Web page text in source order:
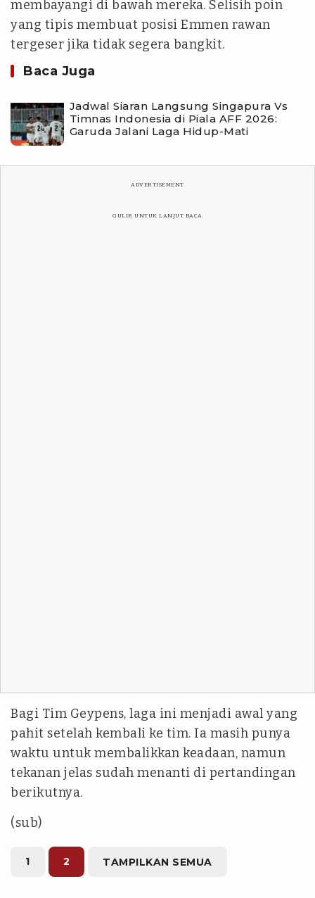
membayangi di bawah mereka. Selisih poin
yang tipis membuat posisi Emmen rawan
tergeser jika tidak segera bangkit.
Baca Juga
Jadwal Siaran Langsung Singapura Vs
Timnas Indonesia di Piala AFF 2026:
Garuda Jalani Laga Hidup-Mati
ADVERTISEMENT
GULIR UNTUK LANJUT BACA
Bagi Tim Geypens, laga ini menjadi awal yang
pahit setelah kembali ke tim. Ia masih punya
waktu untuk membalikkan keadaan, namun
tekanan jelas sudah menanti di pertandingan
berikutnya.
(sub)
1 2 TAMPILKAN SEMUA